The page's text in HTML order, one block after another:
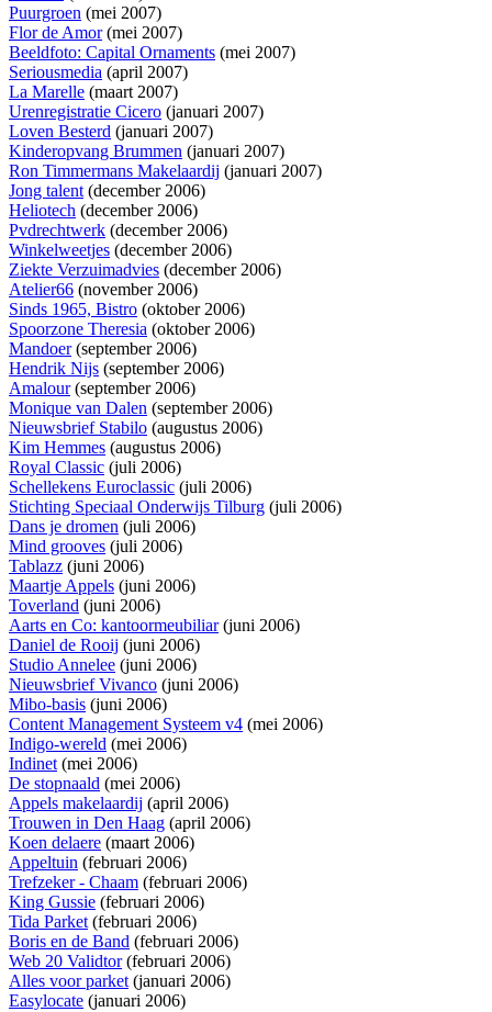
Puurgroen (mei 2007)
Flor de Amor(mei 2007)
Beeldfoto: Capital Ornaments (mei 2007)
Seriousmedia (april 2007)
La Marelle (maart 2007)
Urenregistratie Cicero (januari 2007)
Loven Besterd (januari 2007)
Kinderopvang Brummen (januari 2007)
Ron Timmermans Makelaardij (januari 2007)
Jong talent(december 2006)
Heliotech (december 2006)
Pvdrechtwerk (december 2006)
Winkelweetjes (december 2006)
Ziekte Verzuimadvies (december 2006)
Atelier66 (november 2006)
Sinds 1965, Bistro (oktober 2006)
Spoorzone Theresia (oktober 2006)
Mandoer(september 2006)
Hendrik Nijs (september 2006)
Amalour(september 2006)
Monique van Dalen (september 2006)
Nieuwsbrief Stabilo (augustus 2006)
Kim Hemmes (augustus 2006)
Royal Classic (juli 2006)
Schellekens Euroclassic (juli 2006)
Stichting Speciaal Onderwijs Tilburg (juli 2006)
Dans je dromen (juli 2006)
Mind grooves (juli 2006)
Tablazz (juni 2006)
Maartje Appels (juni 2006)
Toverland (juni 2006)
Aarts en Co: kantoormeubiliar(juni 2006)
Daniel de Rooij (juni 2006)
Studio Annelee (juni 2006)
Nieuwsbrief Vivanco (juni 2006)
Mibo-basis (juni 2006)
Content Management Systeem v4 (mei 2006)
Indigo-wereld (mei 2006)
Indinet(mei 2006)
De stopnaald (mei 2006)
Appels makelaardij (april 2006)
Trouwen in Den Haag (april 2006)
Koen delaere (maart 2006)
Appeltuin (februari 2006)
Trefzeker - Chaam (februari 2006)
King Gussie (februari 2006)
Tida Parket(februari 2006)
Boris en de Band (februari 2006)
Web 20 Validtor(februari 2006)
Alles voor parket(januari 2006)
Easylocate (januari 2006)